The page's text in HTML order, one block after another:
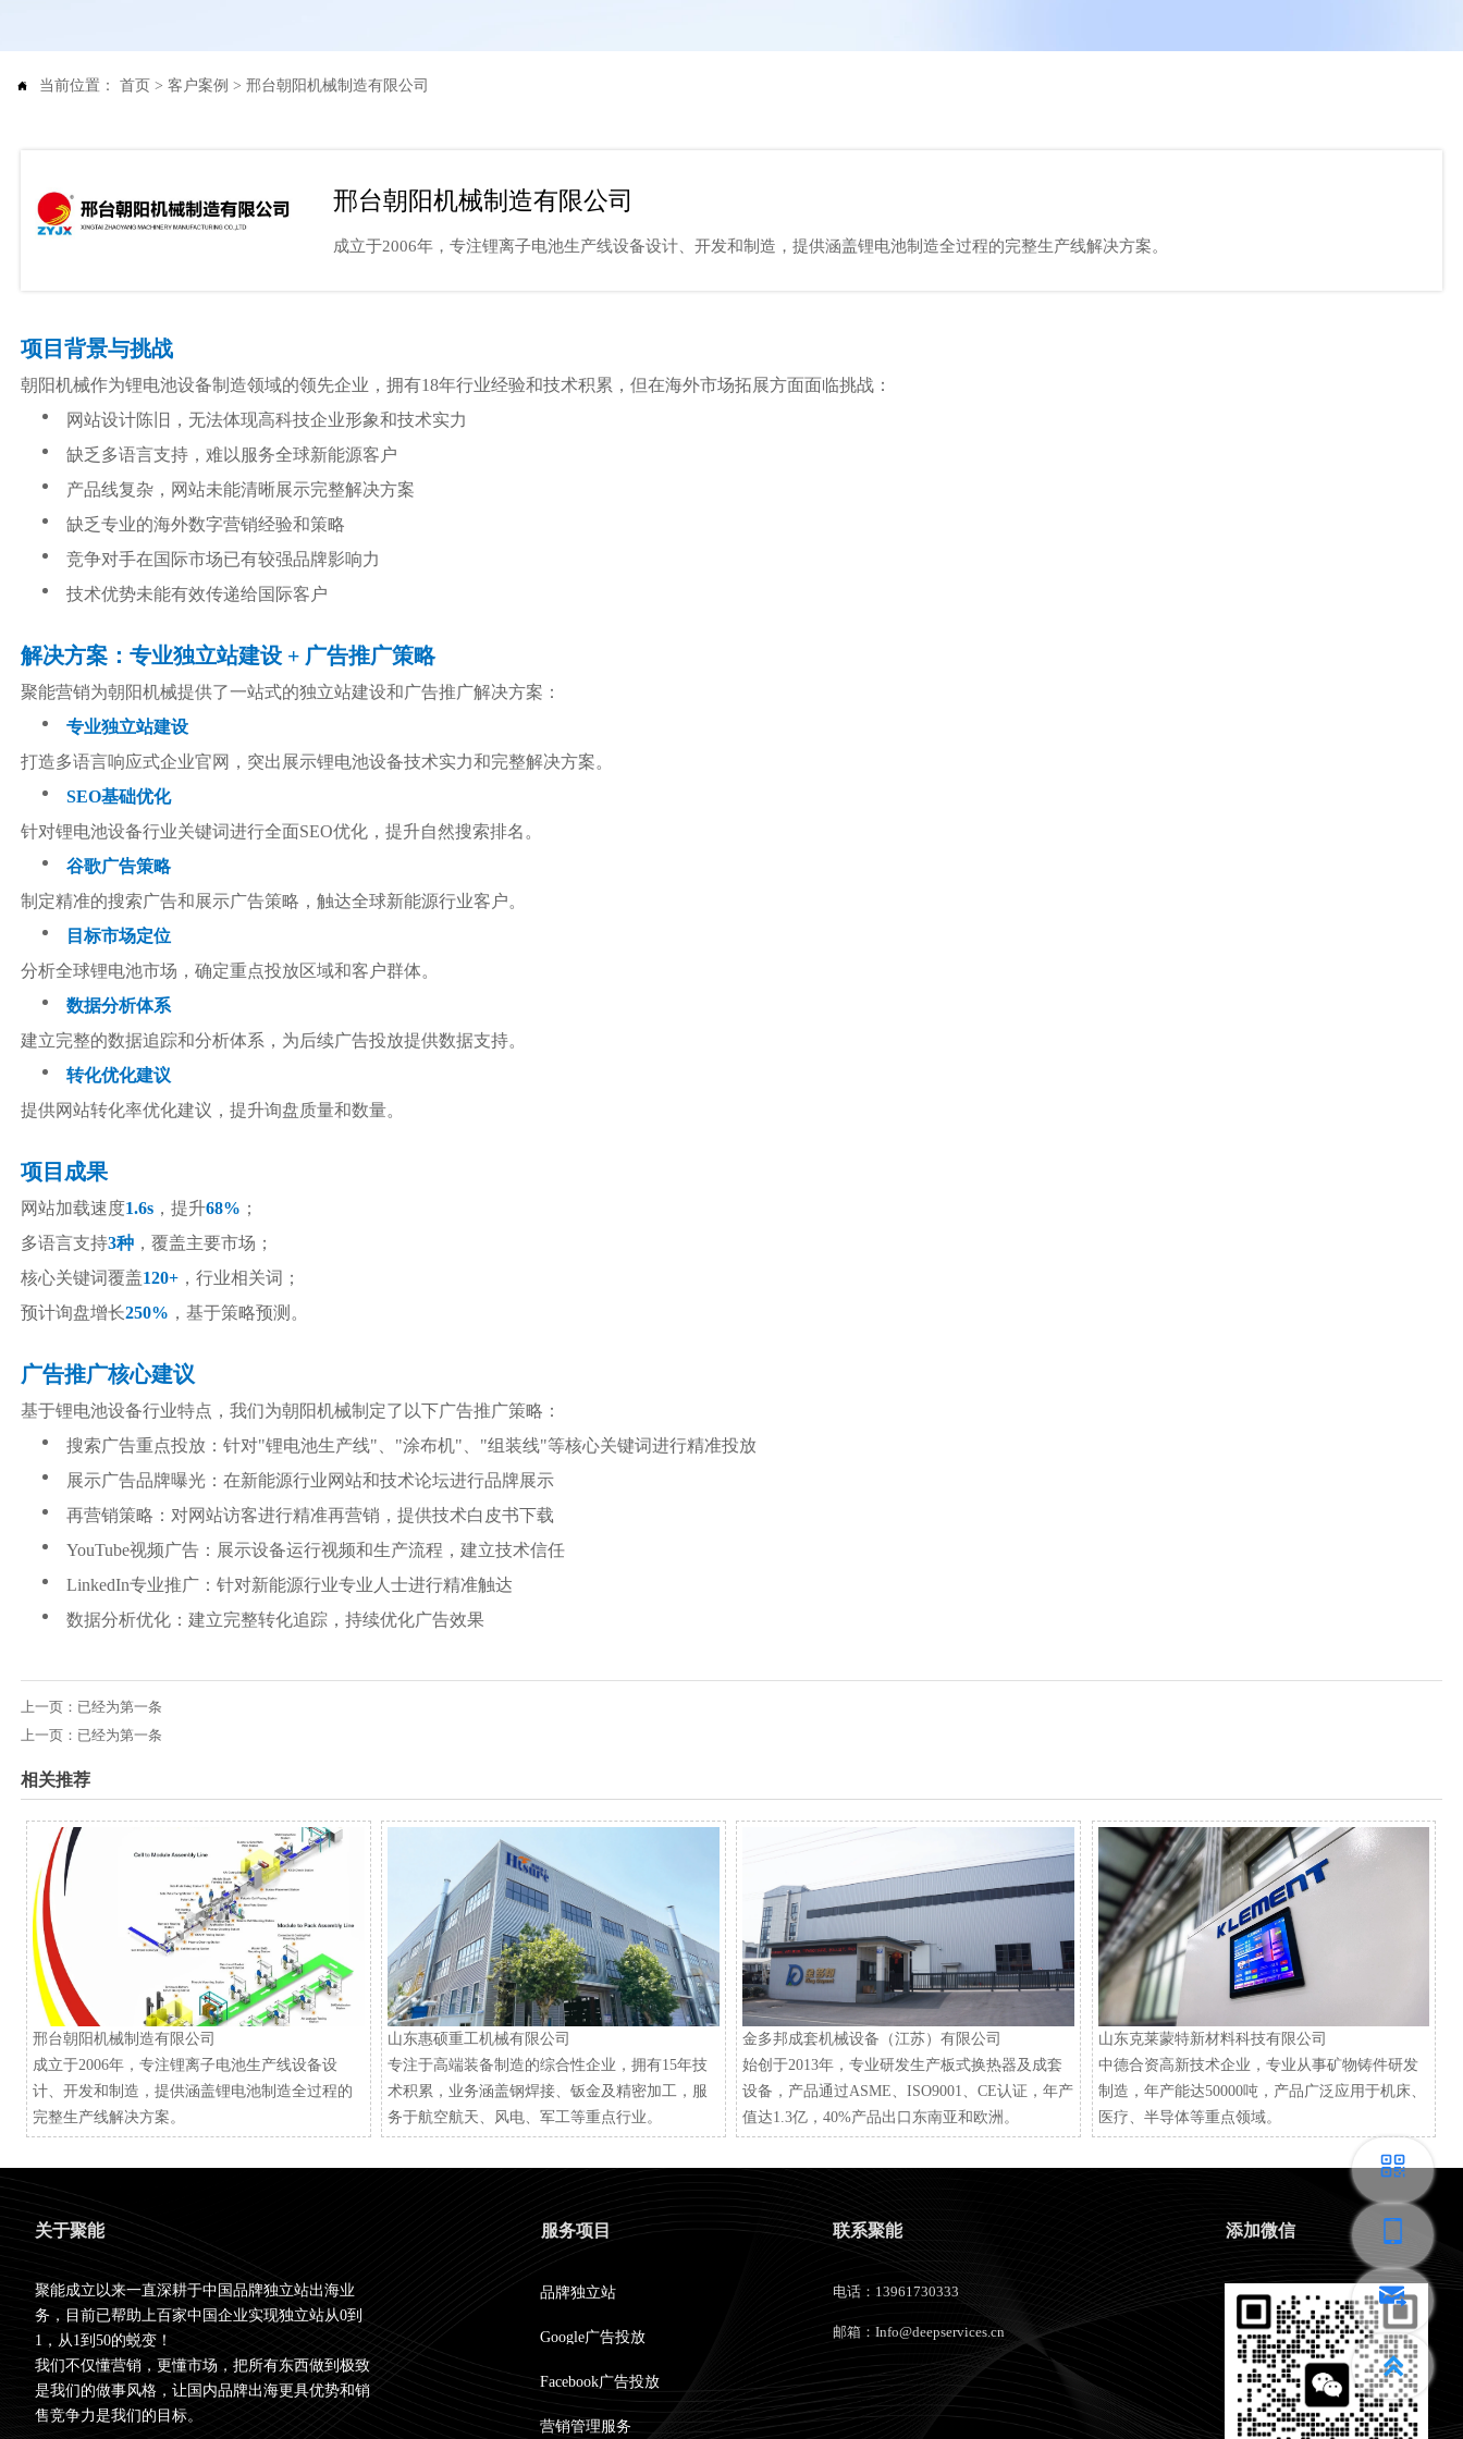
 当前位置：首页 >客户案例 >邢台朝阳机械制造有限公司
邢台朝阳机械制造有限公司
成立于2006年，专注锂离子电池生产线设备设计、开发和制造，提供涵盖锂电池制造全过程的完整生产线解决方案。
项目背景与挑战
朝阳机械作为锂电池设备制造领域的领先企业，拥有18年行业经验和技术积累，但在海外市场拓展方面面临挑战：
网站设计陈旧，无法体现高科技企业形象和技术实力
缺乏多语言支持，难以服务全球新能源客户
产品线复杂，网站未能清晰展示完整解决方案
缺乏专业的海外数字营销经验和策略
竞争对手在国际市场已有较强品牌影响力
技术优势未能有效传递给国际客户
解决方案：专业独立站建设 + 广告推广策略
聚能营销为朝阳机械提供了一站式的独立站建设和广告推广解决方案：
专业独立站建设
打造多语言响应式企业官网，突出展示锂电池设备技术实力和完整解决方案。
SEO基础优化
针对锂电池设备行业关键词进行全面SEO优化，提升自然搜索排名。
谷歌广告策略
制定精准的搜索广告和展示广告策略，触达全球新能源行业客户。
目标市场定位
分析全球锂电池市场，确定重点投放区域和客户群体。
数据分析体系
建立完整的数据追踪和分析体系，为后续广告投放提供数据支持。
转化优化建议
提供网站转化率优化建议，提升询盘质量和数量。
项目成果
网站加载速度1.6s，提升68% ；
多语言支持3种，覆盖主要市场；
核心关键词覆盖120+，行业相关词；
预计询盘增长250% ，基于策略预测。
广告推广核心建议
基于锂电池设备行业特点，我们为朝阳机械制定了以下广告推广策略：
搜索广告重点投放：针对"锂电池生产线"、"涂布机"、"组装线"等核心关键词进行精准投放
展示广告品牌曝光：在新能源行业网站和技术论坛进行品牌展示
再营销策略：对网站访客进行精准再营销，提供技术白皮书下载
YouTube视频广告：展示设备运行视频和生产流程，建立技术信任
LinkedIn专业推广：针对新能源行业专业人士进行精准触达
数据分析优化：建立完整转化追踪，持续优化广告效果
上一页：已经为第一条
上一页：已经为第一条
相关推荐
邢台朝阳机械制造有限公司
成立于2006年，专注锂离子电池生产线设备设
计、开发和制造，提供涵盖锂电池制造全过程的
完整生产线解决方案。
山东惠硕重工机械有限公司
专注于高端装备制造的综合性企业，拥有15年技
术积累，业务涵盖钢焊接、钣金及精密加工，服
务于航空航天、风电、军工等重点行业。
金多邦成套机械设备（江苏）有限公司
始创于2013年，专业研发生产板式换热器及成套
设备，产品通过ASME、ISO9001、CE认证，年产
值达1.3亿，40%产品出口东南亚和欧洲。
山东克莱蒙特新材料科技有限公司
中德合资高新技术企业，专业从事矿物铸件研发
制造，年产能达50000吨，产品广泛应用于机床、
医疗、半导体等重点领域。
关于聚能
聚能成立以来一直深耕于中国品牌独立站出海业
务，目前已帮助上百家中国企业实现独立站从0到
1，从1到50的蜕变！
我们不仅懂营销，更懂市场，把所有东西做到极致
是我们的做事风格，让国内品牌出海更具优势和销
售竞争力是我们的目标。
服务项目
品牌独立站
Google广告投放
Facebook广告投放
营销管理服务
联系聚能
电话：13961730333
邮箱：Info@deepservices.cn
添加微信
